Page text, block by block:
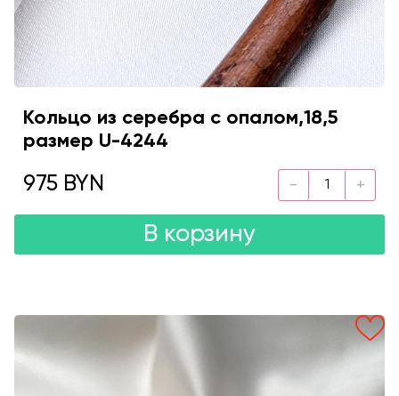
Кольцо из серебра с опалом,18,5
размер U-4244
975 BYN
В корзину